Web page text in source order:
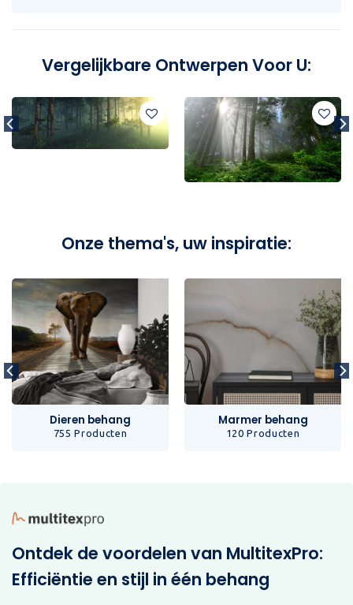
Vergelijkbare Ontwerpen Voor U:
Onze thema's, uw inspiratie:
Dieren behang
755 Producten
Marmer behang
120 Producten
Ontdek de voordelen van MultitexPro:
Efficiëntie en stijl in één behang